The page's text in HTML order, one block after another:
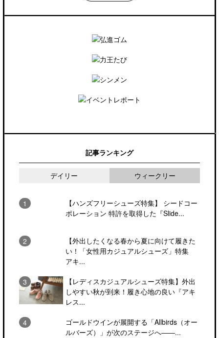
記事ランキング
デイリー ウィークリー
【ハンズフリーシューズ特集】 シードコー
ポレーション 特許を取得した『Slide...
【外出したくなる春から夏に向けて履きた
い！「女性用カジュアルシューズ」特集
アキ...
【レディスカジュアルシューズ特集】外出
しやすい秋が到来！履き心地の良い『アキ
レス...
ゴールドウインが展開する「Allbirds（オー
ルバーズ）」が次のステージへ――...